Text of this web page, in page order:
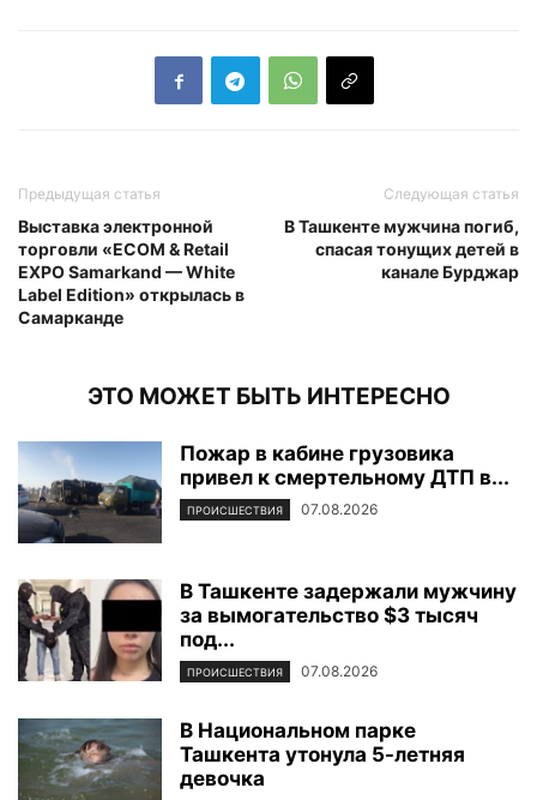
Предыдущая статья
Выставка электронной
торговли «ECOM & Retail
EXPO Samarkand — White
Label Edition» открылась в
Самарканде
Следующая статья
В Ташкенте мужчина погиб,
спасая тонущих детей в
канале Бурджар
ЭТО МОЖЕТ БЫТЬ ИНТЕРЕСНО
Пожар в кабине грузовика
привел к смертельному ДТП в...
ПРОИСШЕСТВИЯ 07.08.2026
В Ташкенте задержали мужчину
за вымогательство $3 тысяч
под...
ПРОИСШЕСТВИЯ 07.08.2026
В Национальном парке
Ташкента утонула 5-летняя
девочка